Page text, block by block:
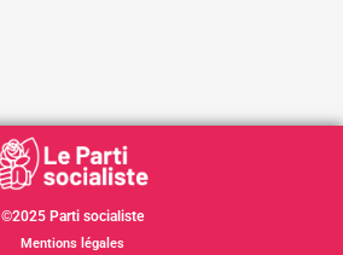
©2025 Parti socialiste
Mentions légales